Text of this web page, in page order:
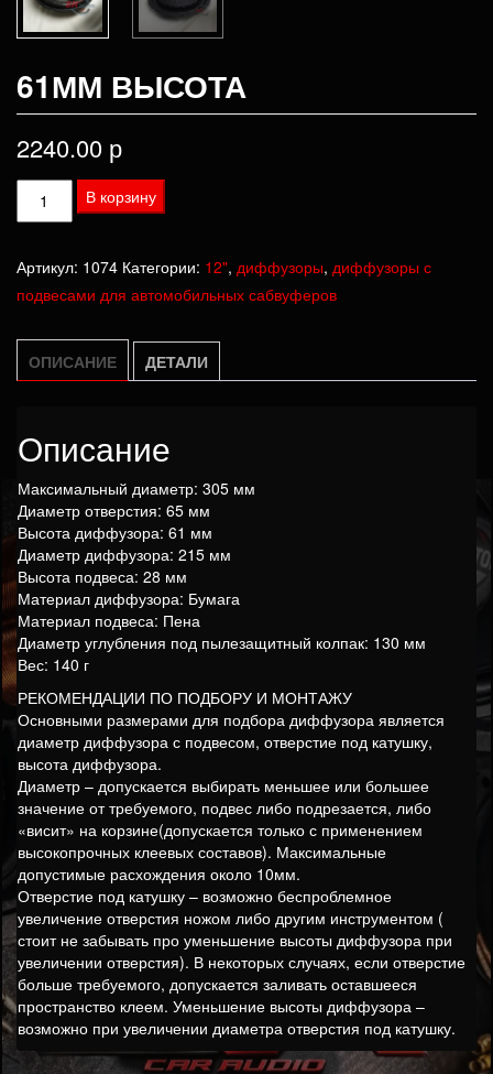
61ММ ВЫСОТА
2240.00 р
Количество
товара
высота
В корзину
Артикул: 1074 Категории: 12", диффузоры, диффузоры с
подвесами для автомобильных сабвуферов
ОПИСАНИЕ ДЕТАЛИ
Описание
Максимальный диаметр: 305 мм
Диаметр отверстия: 65 мм
Высота диффузора: 61 мм
Диаметр диффузора: 215 мм
Высота подвеса: 28 мм
Материал диффузора: Бумага
Материал подвеса: Пена
Диаметр углубления под пылезащитный колпак: 130 мм
Вес: 140 г
РЕКОМЕНДАЦИИ ПО ПОДБОРУ И МОНТАЖУ
Основными размерами для подбора диффузора является
диаметр диффузора с подвесом, отверстие под катушку,
высота диффузора.
Диаметр – допускается выбирать меньшее или большее
значение от требуемого, подвес либо подрезается, либо
«висит» на корзине(допускается только с применением
высокопрочных клеевых составов). Максимальные
допустимые расхождения около 10мм.
Отверстие под катушку – возможно беспроблемное
увеличение отверстия ножом либо другим инструментом (
стоит не забывать про уменьшение высоты диффузора при
увеличении отверстия). В некоторых случаях, если отверстие
больше требуемого, допускается заливать оставшееся
пространство клеем. Уменьшение высоты диффузора –
возможно при увеличении диаметра отверстия под катушку.